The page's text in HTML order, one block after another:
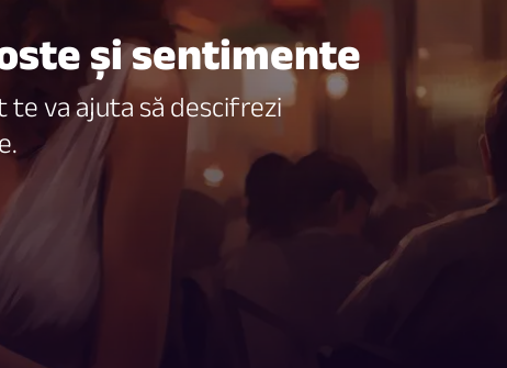
și sentimente
va ajuta să descifrezi